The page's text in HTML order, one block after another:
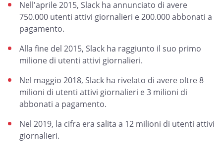
Nell'aprile 2015, Slack ha annunciato di avere
750.000 utenti attivi giornalieri e 200.000 abbonati a
pagamento.
Alla fine del 2015, Slack ha raggiunto il suo primo
milione di utenti attivi giornalieri.
Nel maggio 2018, Slack ha rivelato di avere oltre 8
milioni di utenti attivi giornalieri e 3 milioni di
abbonati a pagamento.
Nel 2019, la cifra era salita a 12 milioni di utenti attivi
giornalieri.